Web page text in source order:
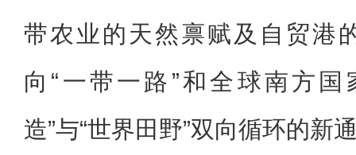
带农业的天然禀赋及自贸港
向“一带一路”和全球南方国
造”与“世界田野”双向循环的新